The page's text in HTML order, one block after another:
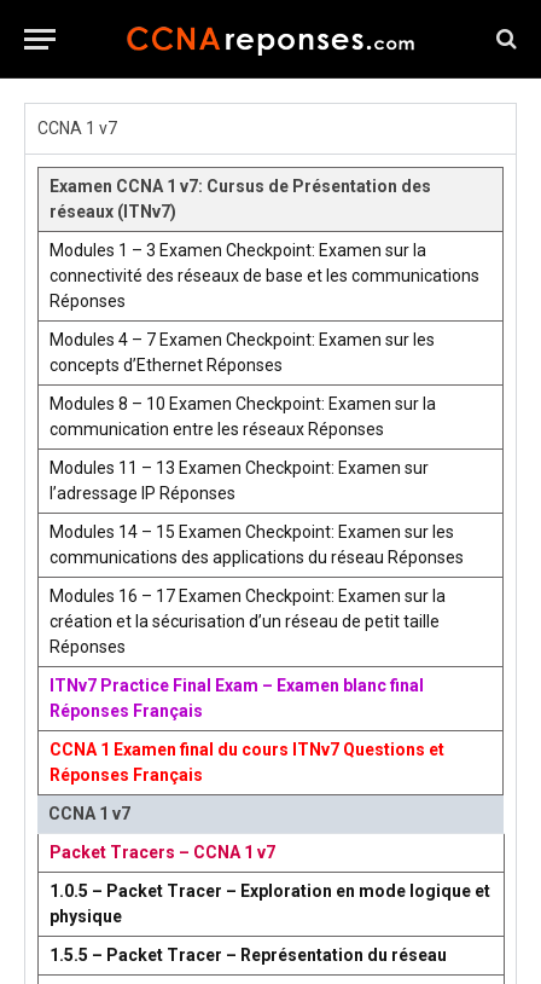
CCNA 1 v7
Examen CCNA 1 v7: Cursus de Présentation des
réseaux (ITNv7)
Modules 1 – 3 Examen Checkpoint: Examen sur la
connectivité des réseaux de base et les communications
Réponses
Modules 4 – 7 Examen Checkpoint: Examen sur les
concepts d’Ethernet Réponses
Modules 8 – 10 Examen Checkpoint: Examen sur la
communication entre les réseaux Réponses
Modules 11 – 13 Examen Checkpoint: Examen sur
l’adressage IP Réponses
Modules 14 – 15 Examen Checkpoint: Examen sur les
communications des applications du réseau Réponses
Modules 16 – 17 Examen Checkpoint: Examen sur la
création et la sécurisation d’un réseau de petit taille
Réponses
ITNv7 Practice Final Exam – Examen blanc final
Réponses Français
CCNA 1 Examen final du cours ITNv7 Questions et
Réponses Français
CCNA 1 v7
Packet Tracers – CCNA 1 v7
1.0.5 – Packet Tracer – Exploration en mode logique et
physique
1.5.5 – Packet Tracer – Représentation du réseau